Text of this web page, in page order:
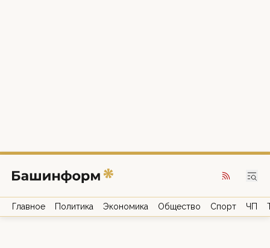
Главное Политика Экономика Общество Спорт ЧП